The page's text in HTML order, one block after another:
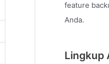
feature
Anda.
Lingkup